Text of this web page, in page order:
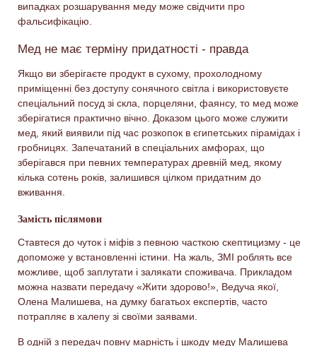
випадках розшарування меду може свідчити про
фальсифікацію.
Мед не має терміну придатності - правда
Якщо ви зберігаєте продукт в сухому, прохолодному
приміщенні без доступу сонячного світла і використовуєте
спеціальний посуд зі скла, порцеляни, фаянсу, то мед може
зберігатися практично вічно. Доказом цього може служити
мед, який виявили під час розкопок в єгипетських пірамідах і
гробницях. Запечатаний в спеціальних амфорах, що
зберігався при певних температурах древній мед, якому
кілька сотень років, залишився цілком придатним до
вживання.
Замість післямови
Ставтеся до чуток і міфів з певною часткою скептицизму - це
допоможе у встановленні істини. На жаль, ЗМІ роблять все
можливе, щоб заплутати і залякати споживача. Прикладом
можна назвати передачу «Жити здорово!», Ведуча якої,
Олена Малишева, на думку багатьох експертів, часто
потрапляє в халепу зі своїми заявами.
В одній з передач повну марність і шкоду меду Малишева